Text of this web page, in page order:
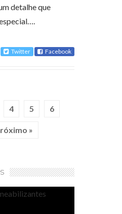
detalhe que
Twitter Facebook
4 5 6
»